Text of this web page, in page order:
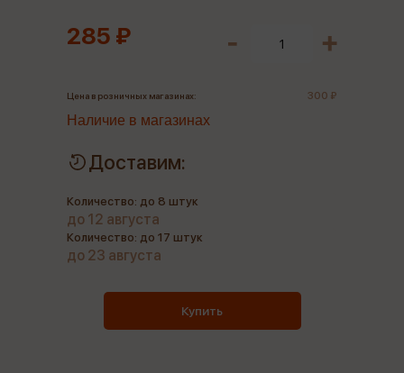
285 ₽
Цена в розничных магазинах: 300 ₽
Наличие в магазинах
Доставим:
Количество: до 8 штук
до 12 августа
Количество: до 17 штук
до 23 августа
Купить